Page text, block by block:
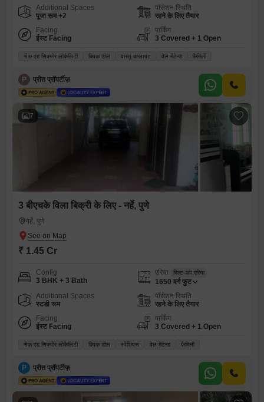
Additional Spaces
पूजा रूम +2
पॉसेशन स्थिति
रहने के लिए तैयार
Facing
ईस्ट Facing
पार्किंग
3 Covered + 1 Open
सेफ़ एंड सिक्योर लोकैलिटी क्विक डील वास्तु कंप्लायंट वेल मेंटेन्ड फ़ैमिली
P प्रीत प्रॉपर्टीज़
7
3 बीएचके विला बिक्री के लिए - नर्हे, पुणे
नर्हे, पुणे
₹ 1.45 Cr
Config
3 BHK + 3 Bath
एरिया बिल्ट-अप एरिया
1650 वर्ग फुट
Additional Spaces
स्टडी रूम
पॉसेशन स्थिति
रहने के लिए तैयार
Facing
ईस्ट Facing
पार्किंग
3 Covered + 1 Open
सेफ़ एंड सिक्योर लोकैलिटी क्विक डील स्पेशियस वेल मेंटेन्ड फ़ैमिली
P प्रीत प्रॉपर्टीज़